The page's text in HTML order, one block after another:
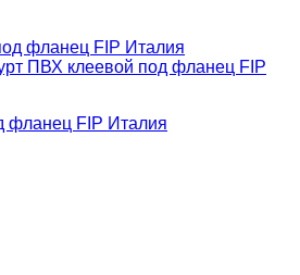
фланец FIP Италия